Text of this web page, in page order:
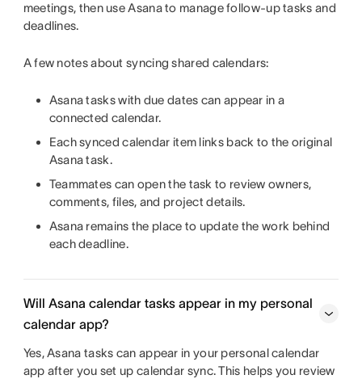
meetings, then use Asana to manage follow-up tasks and
deadlines.
A few notes about syncing shared calendars:
Asana tasks with due dates can appear in a
connected calendar.
Each synced calendar item links back to the original
Asana task.
Teammates can open the task to review owners,
comments, files, and project details.
Asana remains the place to update the work behind
each deadline.
Will Asana calendar tasks appear in my personal
calendar app?
Yes, Asana tasks can appear in your personal calendar
app after you set up calendar sync. This helps you review